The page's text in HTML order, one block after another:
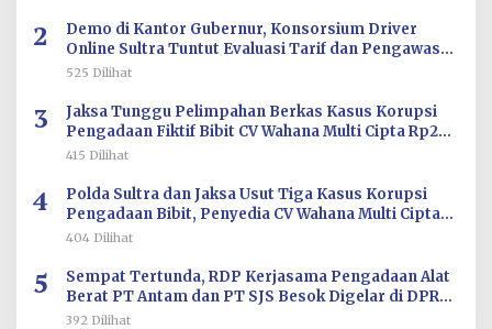
2
Demo di Kantor Gubernur, Konsorsium Driver
Online Sultra Tuntut Evaluasi Tarif dan Pengawasan
Aplikasi
525 Dilihat
3
Jaksa Tunggu Pelimpahan Berkas Kasus Korupsi
Pengadaan Fiktif Bibit CV Wahana Multi Cipta Rp26
Miliar
415 Dilihat
4
Polda Sultra dan Jaksa Usut Tiga Kasus Korupsi
Pengadaan Bibit, Penyedia CV Wahana Multi Cipta
Terperiksa
404 Dilihat
5
Sempat Tertunda, RDP Kerjasama Pengadaan Alat
Berat PT Antam dan PT SJS Besok Digelar di DPRD
Sultra
392 Dilihat